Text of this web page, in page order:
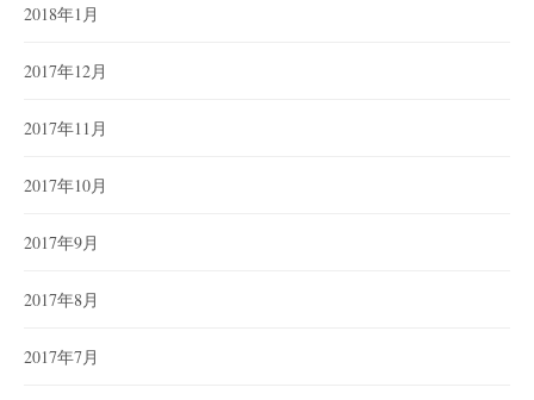
2018年1月
2017年12月
2017年11月
2017年10月
2017年9月
2017年8月
2017年7月